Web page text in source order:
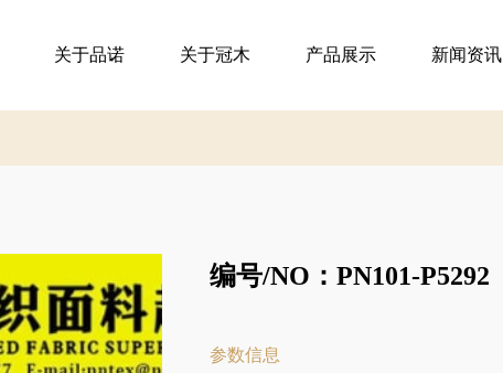
关于品诺 关于冠木 产品展示 新闻资讯
编号/NO：PN101-P5292
参数信息